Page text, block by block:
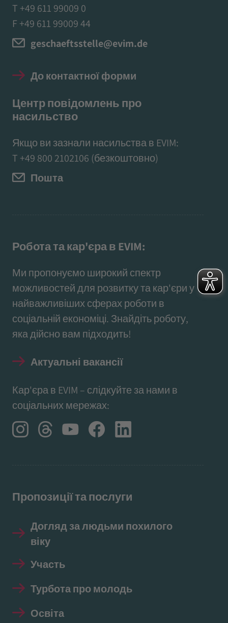
T +49 611 99009 0
F +49 611 99009 44
geschaeftsstelle@evim.de
До контактної форми
Центр повідомлень про
насильство
Якщо ви зазнали насильства в EVIM:
T +49 800 2102106 (безкоштовно)
Пошта
Робота та кар'єра в EVIM:
Ми пропонуємо широкий спектр
можливостей для розвитку та кар'єри у
найважливіших сферах роботи в
соціальній економіці. Знайдіть роботу,
яка дійсно вам підходить!
Актуальні вакансії
Кар'єра в EVIM – слідкуйте за нами в
соціальних мережах:
Пропозиції та послуги
Догляд за людьми похилого
віку
Участь
Турбота про молодь
Освіта